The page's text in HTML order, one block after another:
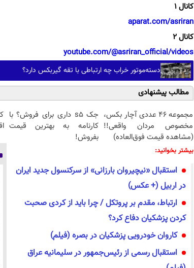
کانال 1
aparat.com/asriran
کانال 2
youtube.com/@asriran_official/videos
دسته‌موتور خراب چه ارتباطی با تقه گیربکس دارد؟
مطالب پیشنهادی
مجموعه ۴۶ عددی آچار بکس،
مخصوص مردان واقعی!!
(مشاهده قیمت فوق‌العاده)
جک s5 داری برای فروش؟ با
کارنامه به بهترین قیمت
بفروش!
بیشتر بخوانید:
استقبال «نیچیروان بارزانی» از سرکنسول جدید ایران
در اربیل (+ عکس)
ارتباط، مقدم بر پروتکل / چرا باید از کردی صحبت
کردن پزشکیان دفاع کرد؟
کاروان خودرویی پزشکیان در بصره (فیلم)
استقبال رسمی از رئیس‌جمهور در سلیمانیه عراق